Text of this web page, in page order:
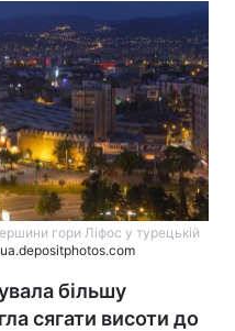
гори Ліфос у турецькій
ua.depositphotos.com
більшу
сягати висоти до